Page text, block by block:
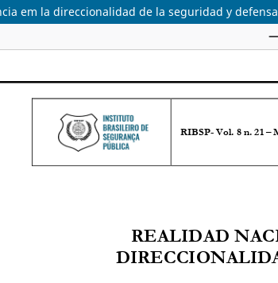
em la direccionalidad de la seguridad y defensa